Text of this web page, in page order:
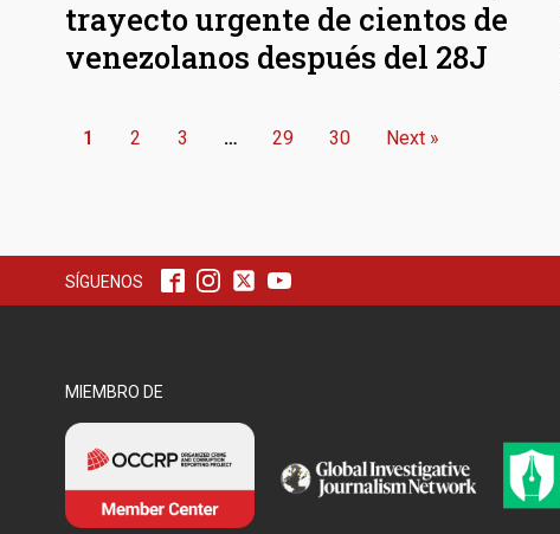
trayecto urgente de cientos de
venezolanos después del 28J
1 2 3 … 29 30 Next »
SÍGUENOS
MIEMBRO DE